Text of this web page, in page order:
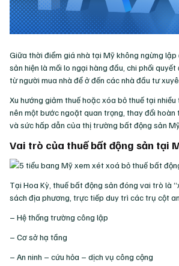
Giữa thời điểm giá nhà tại Mỹ không ngừng lập
sản hiện là mối lo ngại hàng đầu, chi phối
từ người mua nhà để ở đến các nhà đầu tư
Xu hướng giảm thuế hoặc xóa bỏ thuế tại
nên một bước ngoặt quan trọng, thay đổi hoàn
và sức hấp dẫn của thị trường bất động sản
Vai trò của thuế bất động sản tại
Tại Hoa Kỳ, thuế bất động sản đóng vai trò là
sách địa phương, trực tiếp duy trì các trụ cột
– Hệ thống trường công lập
– Cơ sở hạ tầng
– An ninh – cứu hỏa – dịch vụ công cộng